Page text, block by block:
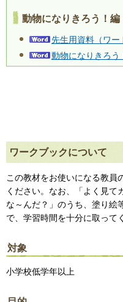
動物になりきろう！編
先生用資料（ワー
動物になりきろう
ワークブックについて
この教材をお使いになる教員
ください。なお、「よく見て
な～んだ？」のうち、塗り絵
で、学習時間を十分に取って
対象
小学校低学年以上